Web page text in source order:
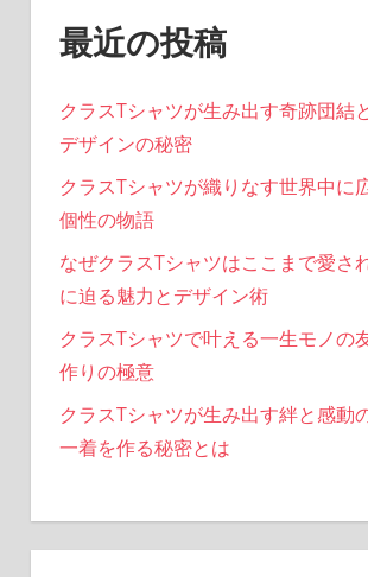
り
最近の投稿
クラスTシャツが生み出す奇跡団結
デザインの秘密
クラスTシャツが織りなす世界中に
個性の物語
なぜクラスTシャツはここまで愛さ
に迫る魅力とデザイン術
クラスTシャツで叶える一生モノの
作りの極意
クラスTシャツが生み出す絆と感動
一着を作る秘密とは